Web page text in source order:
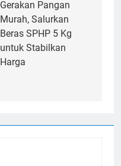
Gerakan Pangan
Murah, Salurkan
Beras SPHP 5 Kg
untuk Stabilkan
Harga